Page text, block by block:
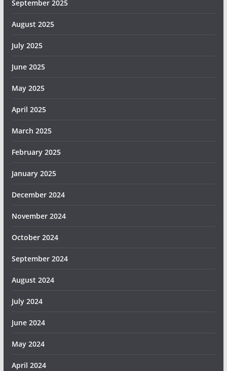
September 2025
August 2025
July 2025
June 2025
May 2025
April 2025
March 2025
February 2025
January 2025
December 2024
November 2024
October 2024
September 2024
August 2024
July 2024
June 2024
May 2024
April 2024